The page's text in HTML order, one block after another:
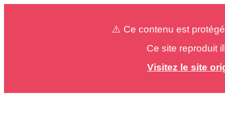
⚠️ Ce contenu est
Ce site reproduit
Visitez le site